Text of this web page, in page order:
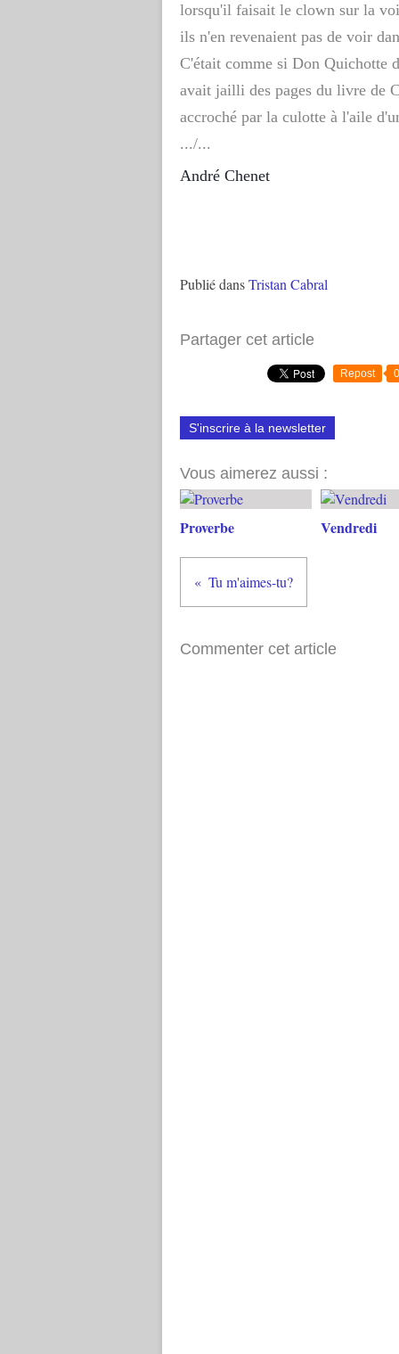
lorsqu'il faisait le clown sur la
ils n'en revenaient pas de voir
C'était comme si Don Quichotte
avait jailli des pages du livre de
accroché par la culotte à l'aile
.../...
André Chenet
Publié dansTristan Cabral
Partager cet article
Repost 0
S'inscrire à la newsletter
Vous aimerez aussi :
Proverbe Vendredi
Tu m'aimes-tu?
Commenter cet article